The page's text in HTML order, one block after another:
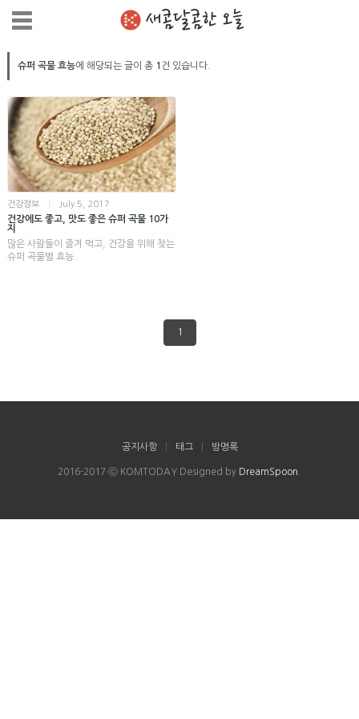
새콤달콤한 오늘
슈퍼 곡물 효능에 해당되는 글이 총 1 건 있습니다.
건강정보 July 5, 2017
건강에도 좋고, 맛도 좋은 슈퍼 곡물 10가
지
많은 사람들이 즐겨 먹고, 건강을 위해 찾는
슈퍼 곡물별 효능.
1
공지사항 태그 방명록
2016-2017 ⓒ KOMTODAY Designed by DreamSpoon